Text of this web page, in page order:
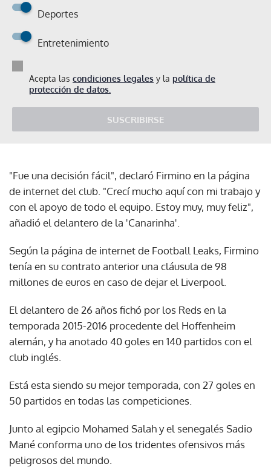
Deportes
Entretenimiento
Acepta las condiciones legales y la política de
protección de datos.
SUSCRIBIRSE
"Fue una decisión fácil", declaró Firmino en la página
de internet del club. "Crecí mucho aquí con mi trabajo y
con el apoyo de todo el equipo. Estoy muy, muy feliz",
añadió el delantero de la 'Canarinha'.
Según la página de internet de Football Leaks, Firmino
tenía en su contrato anterior una cláusula de 98
millones de euros en caso de dejar el Liverpool.
El delantero de 26 años fichó por los Reds en la
temporada 2015-2016 procedente del Hoffenheim
alemán, y ha anotado 40 goles en 140 partidos con el
club inglés.
Está esta siendo su mejor temporada, con 27 goles en
50 partidos en todas las competiciones.
Junto al egipcio Mohamed Salah y el senegalés Sadio
Mané conforma uno de los tridentes ofensivos más
peligrosos del mundo.